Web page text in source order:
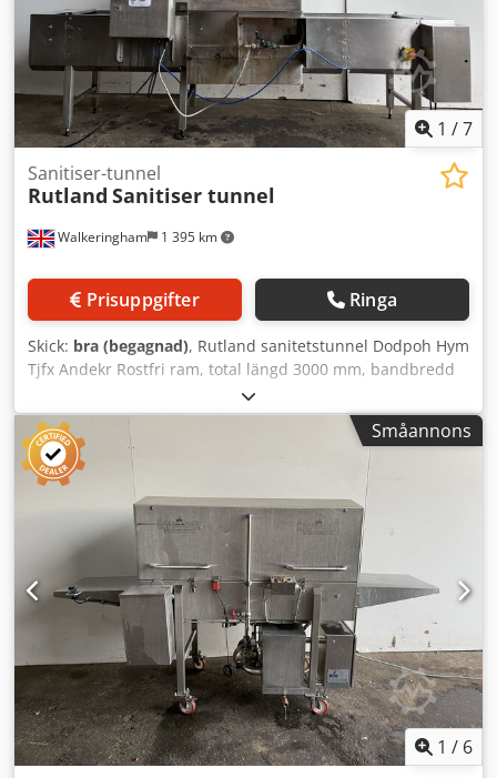
1 /7
Walkeringham 1 395 km
Sanitiser-tunnel
Rutland Sanitiser tunnel
Prisuppgifter Ringa
Skick: bra (begagnad), Rutland sanitetstunnel Dodpoh Hym
Tjfx Andekr Rostfri ram, total längd 3000 mm, bandbredd
370 mm, maximal produkthöjd 500 mm, variabel hastighet,
3-fas
Småannons
1 / 6